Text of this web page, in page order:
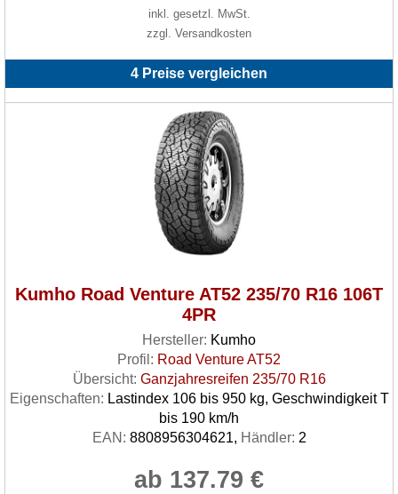
inkl. gesetzl. MwSt.
zzgl. Versandkosten
4 Preise vergleichen
Kumho Road Venture AT52 235/70 R16 106T
4PR
Hersteller: Kumho
Profil: Road Venture AT52
Übersicht: Ganzjahresreifen 235/70 R16
Eigenschaften: Lastindex 106 bis 950 kg, Geschwindigkeit T
bis 190 km/h
EAN: 8808956304621, Händler: 2
ab 137.79 €